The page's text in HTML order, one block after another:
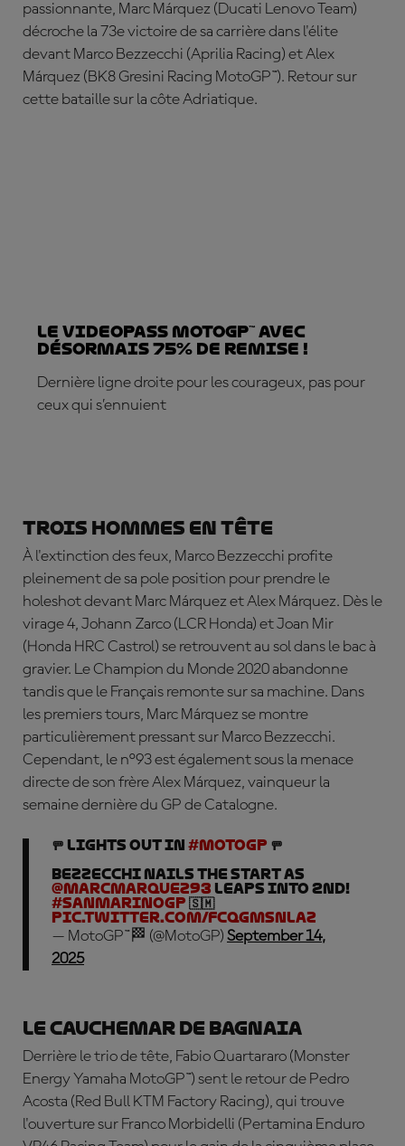
passionnante, Marc Márquez (Ducati Lenovo Team)
décroche la 73e victoire de sa carrière dans l'élite
devant Marco Bezzecchi (Aprilia Racing) et Alex
Márquez (BK8 Gresini Racing MotoGP™). Retour sur
cette bataille sur la côte Adriatique.
Le VideoPass MotoGP™ avec
désormais 75% de remise !
Dernière ligne droite pour les courageux, pas pour
ceux qui s’ennuient
Trois hommes en tête
À l'extinction des feux, Marco Bezzecchi profite
pleinement de sa pole position pour prendre le
holeshot devant Marc Márquez et Alex Márquez. Dès le
virage 4, Johann Zarco (LCR Honda) et Joan Mir
(Honda HRC Castrol) se retrouvent au sol dans le bac à
gravier. Le Champion du Monde 2020 abandonne
tandis que le Français remonte sur sa machine. Dans
les premiers tours, Marc Márquez se montre
particulièrement pressant sur Marco Bezzecchi.
Cependant, le n°93 est également sous la menace
directe de son frère Alex Márquez, vainqueur la
semaine dernière du GP de Catalogne.
🚥 LIGHTS OUT in #MotoGP 🚥
Bezzecchi nails the start as
@marcmarquez93 leaps into 2nd!
#SanMarinoGP 🇸🇲
pic.twitter.com/fcQgmsnLaz
— MotoGP™🏁 (@MotoGP) September 14,
2025
Le cauchemar de Bagnaia
Derrière le trio de tête, Fabio Quartararo (Monster
Energy Yamaha MotoGP™) sent le retour de Pedro
Acosta (Red Bull KTM Factory Racing), qui trouve
l'ouverture sur Franco Morbidelli (Pertamina Enduro